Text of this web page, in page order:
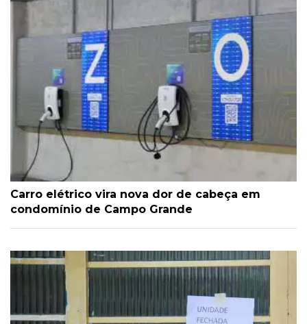
Carro elétrico vira nova dor de cabeça em
condomínio de Campo Grande